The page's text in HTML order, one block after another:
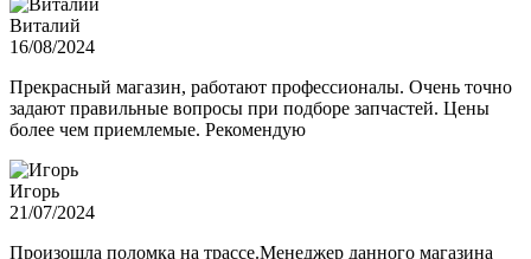
Виталий
16/08/2024
Прекрасный магазин, работают профессионалы. Очень точно
задают правильные вопросы при подборе запчастей. Цены
более чем приемлемые. Рекомендую
Игорь
21/07/2024
Произошла поломка на трассе.Менеджер данного магазина